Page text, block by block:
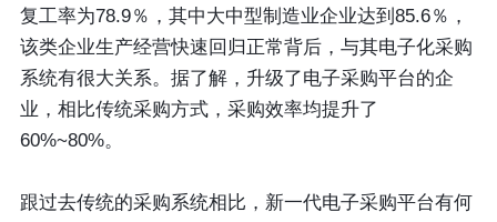
复工率为78.9％，其中大中型制造业企业达到85.6％，
该类企业生产经营快速回归正常背后，与其电子化采购
系统有很大关系。据了解，升级了电子采购平台的企
业，相比传统采购方式，采购效率均提升了
60%~80%。
跟过去传统的采购系统相比，新一代电子采购平台有何